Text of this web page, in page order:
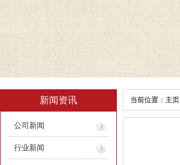
新闻资讯
公司新闻
行业新闻
当前位置： 主页